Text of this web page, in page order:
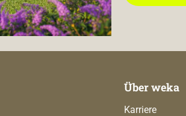
Über weka
Karriere